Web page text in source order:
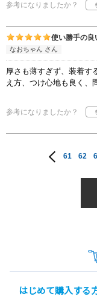
参考になりましたか？
使い勝手の良
なおちゃん さん
厚さも薄すぎず、装着す
え方、つけ心地も良く、
参考になりましたか？
61 62
はじめて購入する